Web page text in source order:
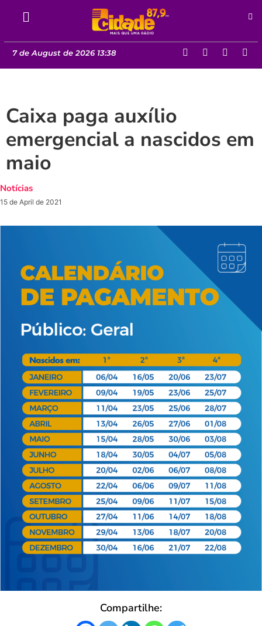
7 de August de 2026 13:38
Caixa paga auxílio
emergencial a nascidos em
maio
Notícias
15 de April de 2021
Compartilhe: